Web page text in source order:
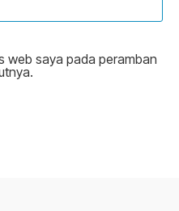
web saya pada peramban